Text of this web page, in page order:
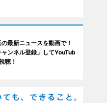
最新ニュースを動画で！
ャンネル登録」してYouTub
聴！